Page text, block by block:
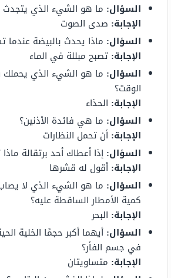
السؤال: ما هو الشيء الذي يتجدث
الإجابة: صدى الصوت
السؤال: ماذا يحدث بالبيضة
الإجابة: تصبح مبللة في الماء
السؤال: ما هو الشيء الذي
الوقت؟
الإجابة: الحذاء
السؤال: ما هي فائدة الأذنين؟
الإجابة: أن تحمل النظارات
السؤال: إذا أعطاك أحد برتقالة
الإجابة: أقول له قشرها
السؤال: ما هو الشيء الذي لا
كمية الأمطار الساقطة عليه؟
الإجابة: البحر
السؤال: أيهما أكبر حجمًا الخلية
في جسم الفأر؟
الإجابة: متساويتان